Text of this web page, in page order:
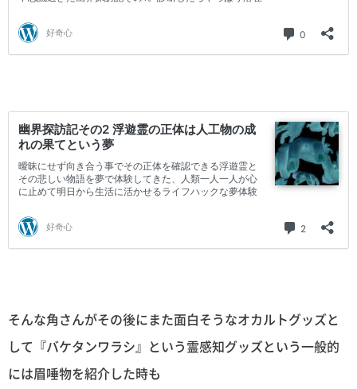
そんな角さんがその後にまた面白そうなオカルトグッズと
して『バケタンワラシ』という霊感知グッズという一般的
には眉唾物を紹介した時も